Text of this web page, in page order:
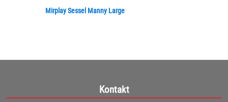
Mirplay Sessel Manny Large
Kontakt